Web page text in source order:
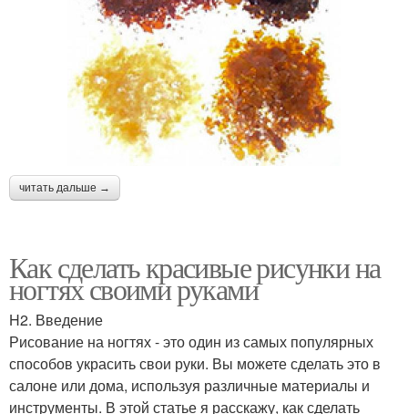
читать дальше →
Как сделать красивые рисунки на
ногтях своими руками
H2. Введение
Рисование на ногтях - это один из самых популярных
способов украсить свои руки. Вы можете сделать это в
салоне или дома, используя различные материалы и
инструменты. В этой статье я расскажу, как сделать